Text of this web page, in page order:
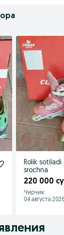
Rolik sotiladi
srochna
220 000
Чирчик
04 августа